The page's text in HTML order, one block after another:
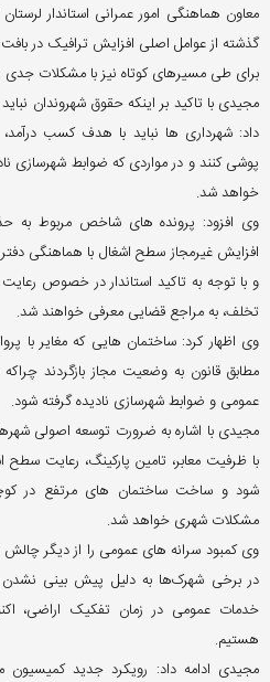
معاون هماهنگی امور عمرانی استاندار
گذشته از عوامل اصلی افزایش ترافیک در
برای طی مسیرهای کوتاه نیز با مشکلات جدی
مجیدی با تاکید بر اینکه حقوق شهروندان
داد: شهرداری ها نباید با هدف کسب
پوشی کنند و در مواردی که ضوابط شهرسازی
خواهد شد.
وی افزود: پرونده های شاخص مربوط به
افزایش غیرمجاز سطح اشغال با هماهنگی
و با توجه به تاکید استاندار در خصوص
تخلف، به مراجع قضایی معرفی خواهند شد.
وی اظهار کرد: ساختمان هایی که مغایر با
مطابق قانون به وضعیت مجاز بازگردند
عمومی و ضوابط شهرسازی نادیده گرفته شود.
مجیدی با اشاره به ضرورت توسعه اصولی
با ظرفیت معابر، تامین پارکینگ، رعایت
شود و ساخت ساختمان های مرتفع در
مشکلات شهری خواهد شد.
وی کمبود سرانه های عمومی را از دیگر
در برخی شهرک‌ها به دلیل پیش بینی
خدمات عمومی در زمان تفکیک اراضی،
هستیم.
مجیدی ادامه داد: رویکرد جدید